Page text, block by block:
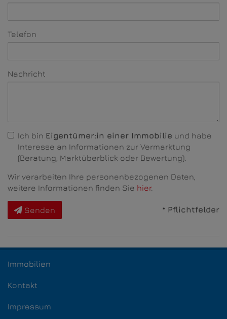
Telefon
Nachricht
Ich bin Eigentümer:in einer Immobilie und habe
Interesse an Informationen zur Vermarktung
(Beratung, Marktüberblick oder Bewertung).
Wir verarbeiten Ihre personenbezogenen Daten,
weitere Informationen finden Sie hier.
Senden * Pflichtfelder
Immobilien
Kontakt
Impressum